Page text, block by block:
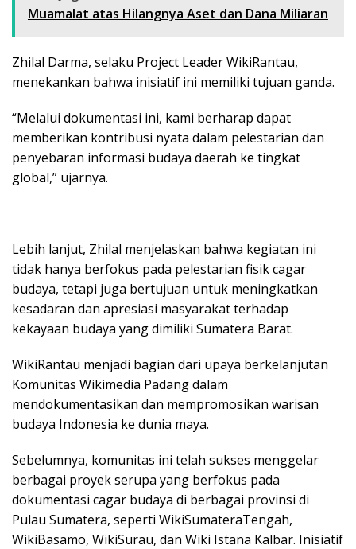
Muamalat atas Hilangnya Aset dan Dana Miliaran
Zhilal Darma, selaku Project Leader WikiRantau,
menekankan bahwa inisiatif ini memiliki tujuan ganda.
“Melalui dokumentasi ini, kami berharap dapat
memberikan kontribusi nyata dalam pelestarian dan
penyebaran informasi budaya daerah ke tingkat
global,” ujarnya.
Lebih lanjut, Zhilal menjelaskan bahwa kegiatan ini
tidak hanya berfokus pada pelestarian fisik cagar
budaya, tetapi juga bertujuan untuk meningkatkan
kesadaran dan apresiasi masyarakat terhadap
kekayaan budaya yang dimiliki Sumatera Barat.
WikiRantau menjadi bagian dari upaya berkelanjutan
Komunitas Wikimedia Padang dalam
mendokumentasikan dan mempromosikan warisan
budaya Indonesia ke dunia maya.
Sebelumnya, komunitas ini telah sukses menggelar
berbagai proyek serupa yang berfokus pada
dokumentasi cagar budaya di berbagai provinsi di
Pulau Sumatera, seperti WikiSumateraTengah,
WikiBasamo, WikiSurau, dan Wiki Istana Kalbar. Inisiatif